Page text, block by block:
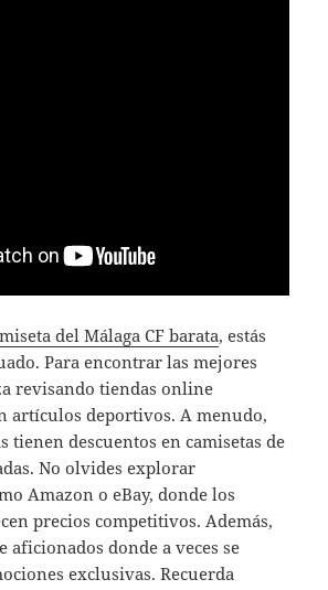
del Málaga CF barata, estás
Para encontrar las mejores
revisando tiendas online
artículos deportivos. A menudo,
tienen descuentos en camisetas de
No olvides explorar
Amazon o eBay, donde los
precios competitivos. Además,
aficionados donde a veces se
exclusivas. Recuerda